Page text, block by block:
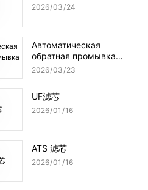
2026 03 24
Автоматическая
обратная промывка
Black Bear
2026 03 23
UF滤芯
2026 01 16
ATS 滤芯
2026 01 16